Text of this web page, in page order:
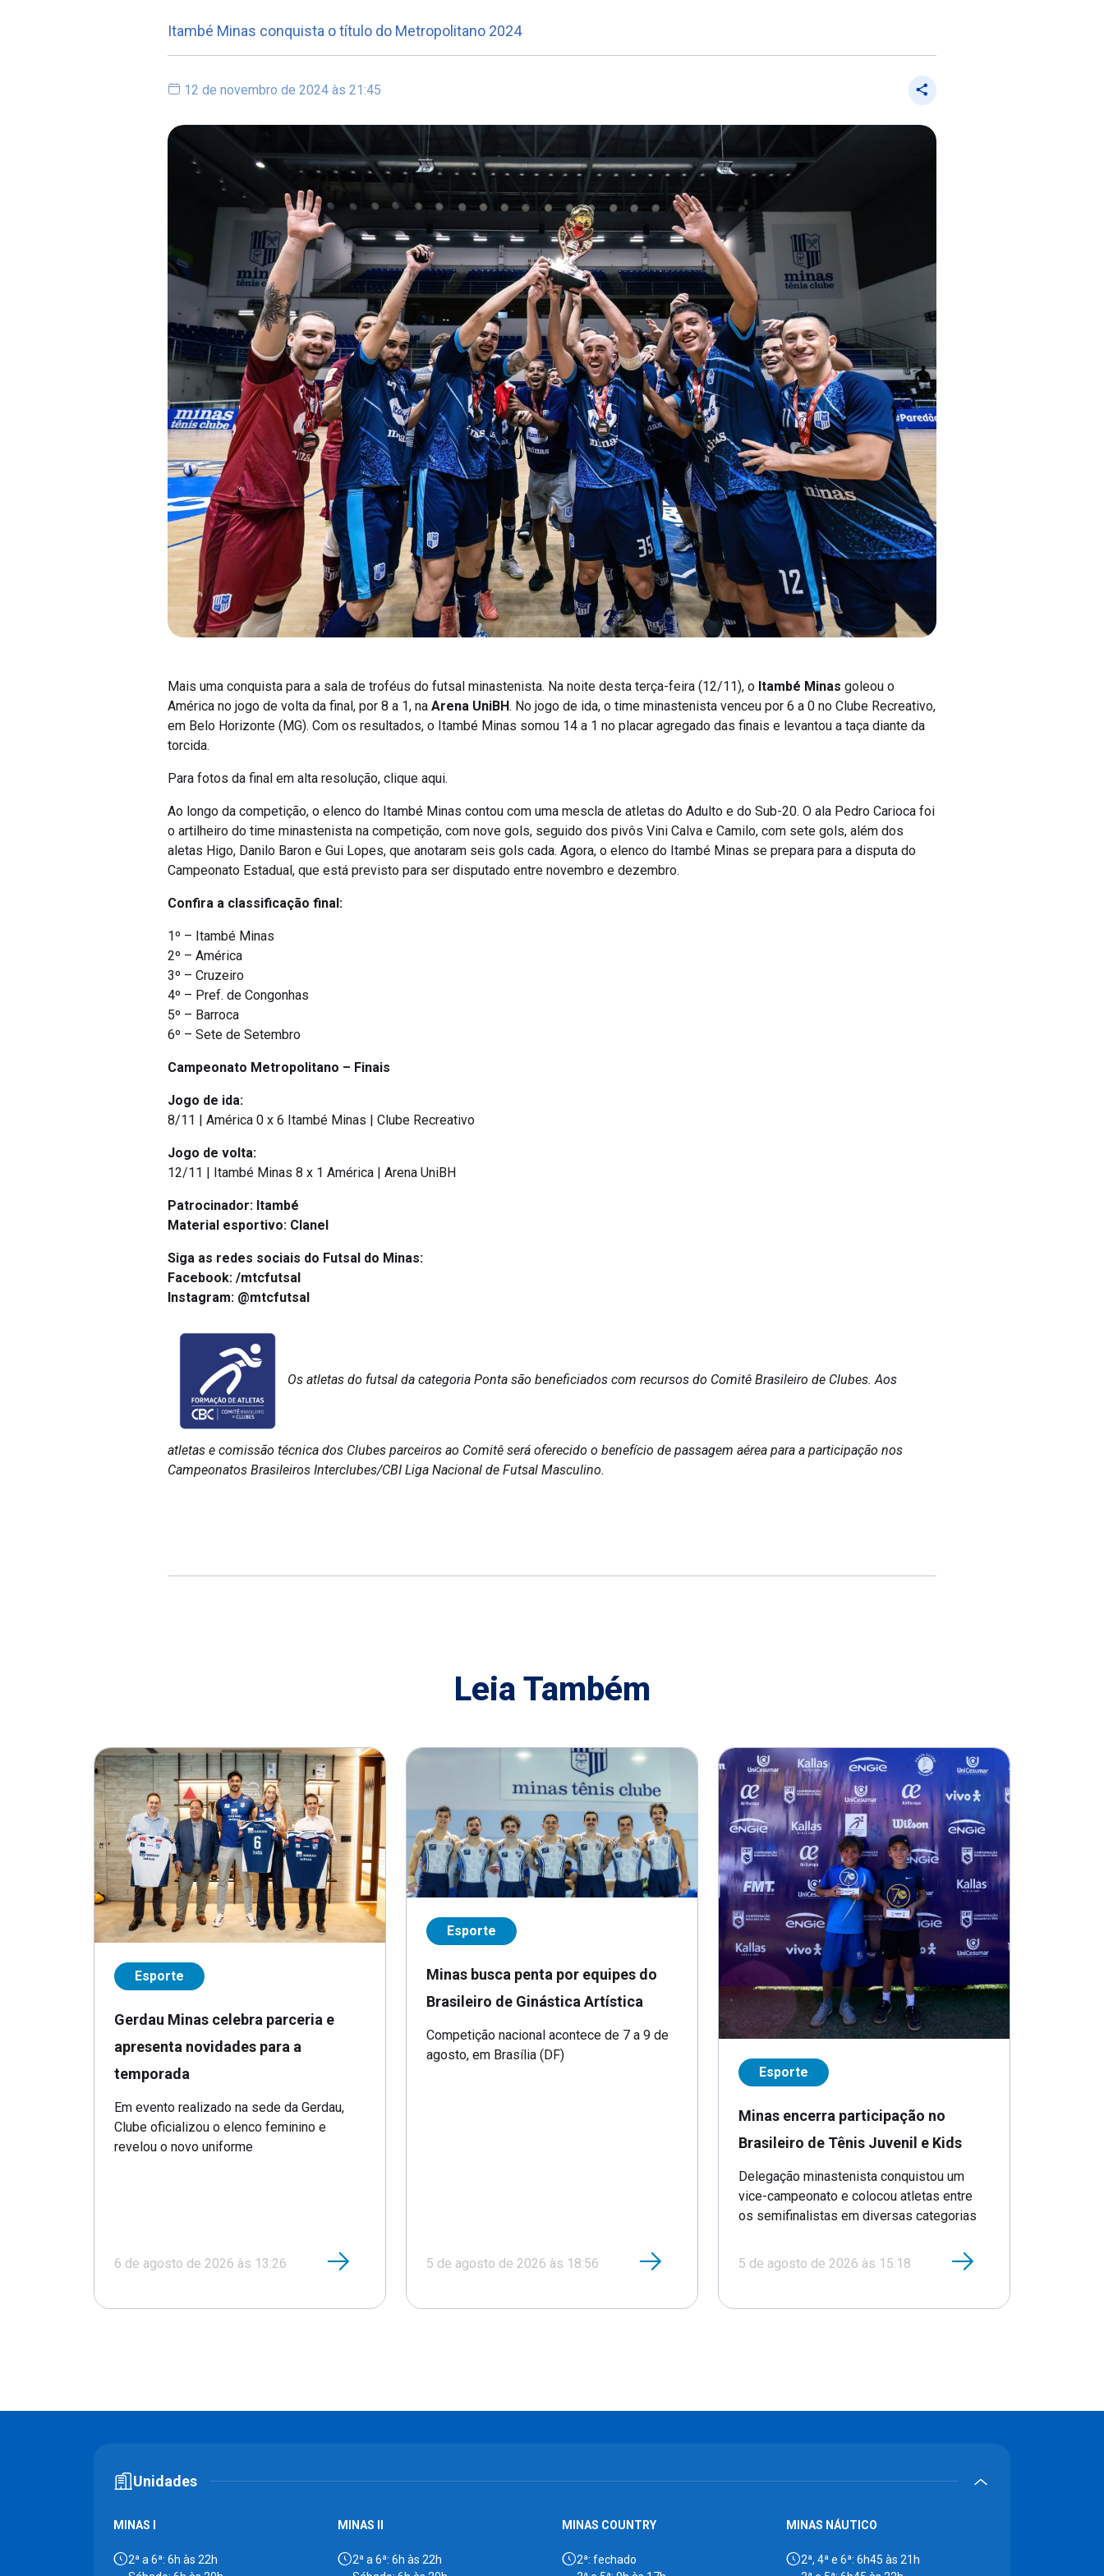
Itambé Minas conquista o título do Metropolitano 2024
12 de novembro de 2024 às 21:45
Mais uma conquista para a sala de troféus do futsal minastenista. Na noite desta terça-feira (12/11), o Itambé Minas goleou o
América no jogo de volta da final, por 8 a 1, na Arena UniBH . No jogo de ida, o time minastenista venceu por 6 a 0 no Clube Recreativo,
em Belo Horizonte (MG). Com os resultados, o Itambé Minas somou 14 a 1 no placar agregado das finais e levantou a taça diante da
torcida.
Para fotos da final em alta resolução, clique aqui.
Ao longo da competição, o elenco do Itambé Minas contou com uma mescla de atletas do Adulto e do Sub-20. O ala Pedro Carioca foi
o artilheiro do time minastenista na competição, com nove gols, seguido dos pivôs Vini Calva e Camilo, com sete gols, além dos
aletas Higo, Danilo Baron e Gui Lopes, que anotaram seis gols cada. Agora, o elenco do Itambé Minas se prepara para a disputa do
Campeonato Estadual, que está previsto para ser disputado entre novembro e dezembro.
Confira a classificação final:
1º – Itambé Minas
2º – América
3º – Cruzeiro
4º – Pref. de Congonhas
5º – Barroca
6º – Sete de Setembro
Campeonato Metropolitano – Finais
Jogo de ida:
8/11 | América 0 x 6 Itambé Minas | Clube Recreativo
Jogo de volta:
12/11 | Itambé Minas 8 x 1 América | Arena UniBH
Patrocinador: Itambé
Material esportivo: Clanel
Siga as redes sociais do Futsal do Minas:
Facebook: /mtcfutsal
Instagram: @mtcfutsal
Os atletas do futsal da categoria Ponta são beneficiados com recursos do Comitê Brasileiro de Clubes. Aos
atletas e comissão técnica dos Clubes parceiros ao Comitê será oferecido o benefício de passagem aérea para a participação nos
Campeonatos Brasileiros Interclubes/CBI Liga Nacional de Futsal Masculino.
Leia Também
Esporte
Gerdau Minas celebra parceria e
apresenta novidades para a
temporada
Em evento realizado na sede da Gerdau,
Clube oficializou o elenco feminino e
revelou o novo uniforme
6 de agosto de 2026 às 13:26
Esporte
Minas busca penta por equipes do
Brasileiro de Ginástica Artística
Competição nacional acontece de 7 a 9 de
agosto, em Brasília (DF)
5 de agosto de 2026 às 18:56
Esporte
Minas encerra participação no
Brasileiro de Tênis Juvenil e Kids
Delegação minastenista conquistou um
vice-campeonato e colocou atletas entre
os semifinalistas em diversas categorias
5 de agosto de 2026 às 15:18
Unidades
MINAS I
2ª a 6ª: 6h às 22h
Sábado: 6h às 20h
MINAS II
2ª a 6ª: 6h às 22h
Sábado: 6h às 20h
MINAS COUNTRY
2ª: fechado
3ª e 5ª: 9h às 17h
MINAS NÁUTICO
2ª, 4ª e 6ª: 6h45 às 21h
3ª e 5ª: 6h45 às 22h